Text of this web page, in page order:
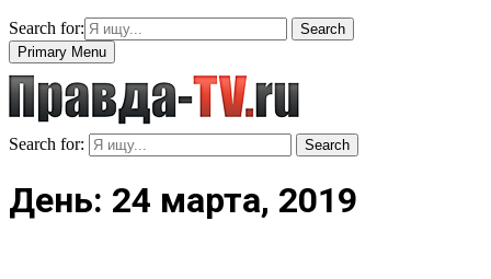
Search for:
Search
Primary Menu
Search for: Search
День: 24 марта, 2019